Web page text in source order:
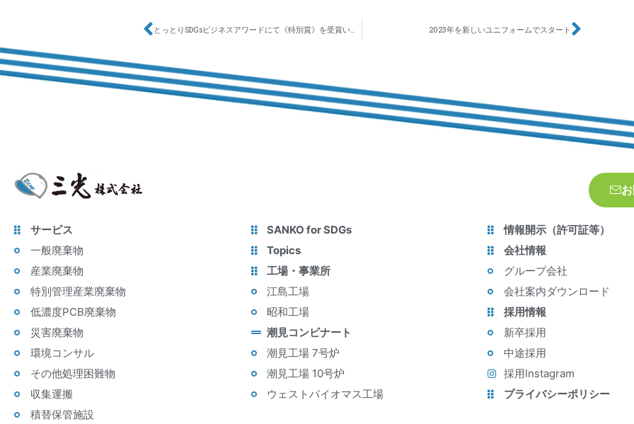
とっとりSDGsビジネスアワードにて《特別賞》を受賞いたしました 2023年を新しいユニフォームでスタート
サービス
一般廃棄物
産業廃棄物
特別管理産業廃棄物
低濃度PCB廃棄物
災害廃棄物
環境コンサル
その他処理困難物
収集運搬
積替保管施設
SANKO for SDGs
Topics
工場・事業所
江島工場
昭和工場
潮見コンビナート
潮見工場 7号炉
潮見工場 10号炉
ウェストバイオマス工場
情報開示（許可証等）
会社情報
グループ会社
会社案内ダウンロード
採用情報
新卒採用
中途採用
採用Instagram
プライバシーポリシー